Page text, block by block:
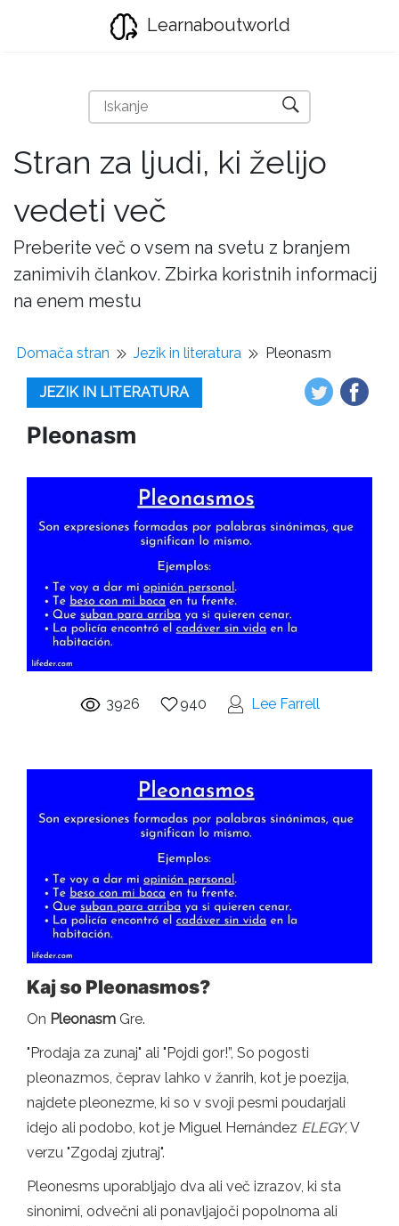
Learnaboutworld
Stran za ljudi, ki želijo
vedeti več
Preberite več o vsem na svetu z branjem
zanimivih člankov. Zbirka koristnih informacij
na enem mestu
Domača stran Jezik in literatura Pleonasm
JEZIK IN LITERATURA
Pleonasm
3926 940 Lee Farrell
Kaj so Pleonasmos?
On Pleonasm Gre.
"Prodaja za zunaj" ali "Pojdi gor!”, So pogosti
pleonazmos, čeprav lahko v žanrih, kot je poezija,
najdete pleonezme, ki so v svoji pesmi poudarjali
idejo ali podobo, kot je Miguel Hernández ELEGY, V
verzu "Zgodaj zjutraj".
Pleonesms uporabljajo dva ali več izrazov, ki sta
sinonimi, odvečni ali ponavljajoči popolnoma ali